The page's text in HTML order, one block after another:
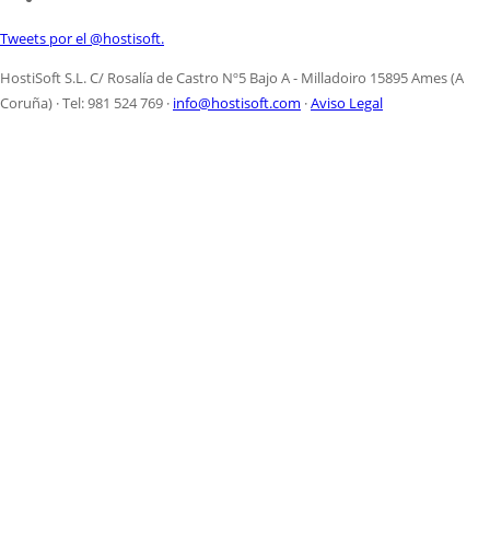
Tweets por el @hostisoft.
HostiSoft S.L. C/ Rosalía de Castro Nº5 Bajo A - Milladoiro 15895 Ames (A
Coruña) · Tel: 981 524 769 · info@hostisoft.com ·Aviso Legal